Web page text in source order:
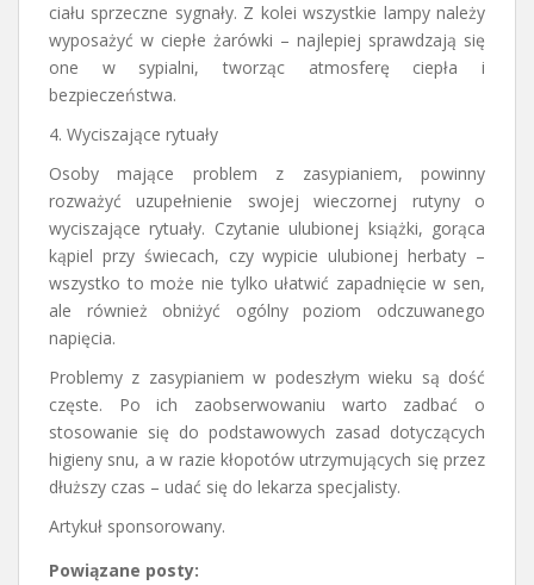
ciału sprzeczne sygnały. Z kolei wszystkie lampy należy
wyposażyć w ciepłe żarówki – najlepiej sprawdzają się
one w sypialni, tworząc atmosferę ciepła i
bezpieczeństwa.
4. Wyciszające rytuały
Osoby mające problem z zasypianiem, powinny
rozważyć uzupełnienie swojej wieczornej rutyny o
wyciszające rytuały. Czytanie ulubionej książki, gorąca
kąpiel przy świecach, czy wypicie ulubionej herbaty –
wszystko to może nie tylko ułatwić zapadnięcie w sen,
ale również obniżyć ogólny poziom odczuwanego
napięcia.
Problemy z zasypianiem w podeszłym wieku są dość
częste. Po ich zaobserwowaniu warto zadbać o
stosowanie się do podstawowych zasad dotyczących
higieny snu, a w razie kłopotów utrzymujących się przez
dłuższy czas – udać się do lekarza specjalisty.
Artykuł sponsorowany.
Powiązane posty: